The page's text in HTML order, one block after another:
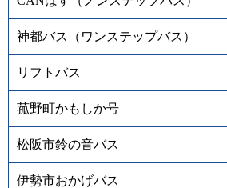
神都バス（ワンステップバス）
リフトバス
菰野町かもしか号
松阪市鈴の音バス
伊勢市おかげバス